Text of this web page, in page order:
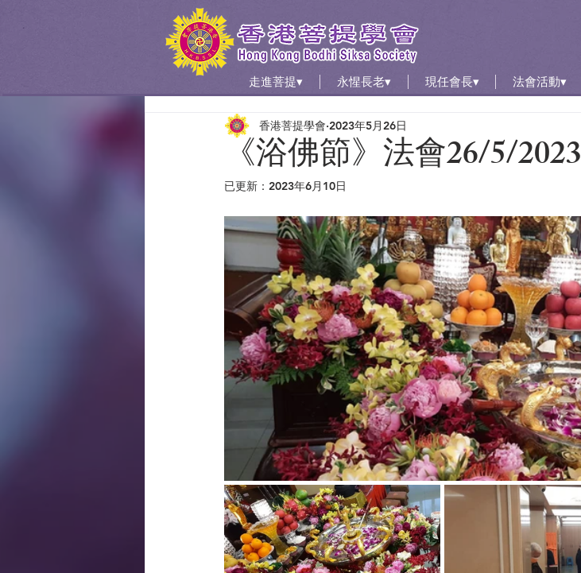
走進菩提▾ 永惺長老▾ 現任會長▾ 法會活動▾
《浴佛節》法會26/5/2023
香港菩提學會 2023年5月26日
已更新： 2023年6月10日